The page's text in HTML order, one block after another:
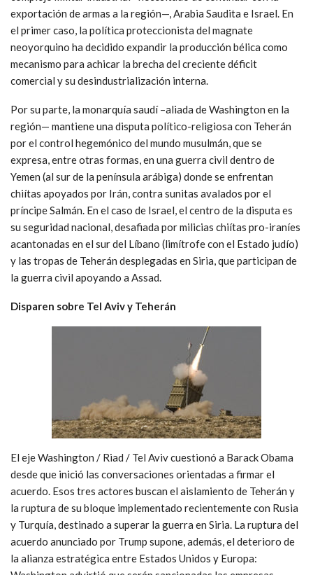
exportación de armas a la región—, Arabia Saudita e Israel. En
el primer caso, la política proteccionista del magnate
neoyorquino ha decidido expandir la producción bélica como
mecanismo para achicar la brecha del creciente déficit
comercial y su desindustrialización interna.
Por su parte, la monarquía saudí –aliada de Washington en la
región— mantiene una disputa político-religiosa con Teherán
por el control hegemónico del mundo musulmán, que se
expresa, entre otras formas, en una guerra civil dentro de
Yemen (al sur de la península arábiga) donde se enfrentan
chiítas apoyados por Irán, contra sunitas avalados por el
príncipe Salmán. En el caso de Israel, el centro de la disputa es
su seguridad nacional, desafiada por milicias chiítas pro-iraníes
acantonadas en el sur del Líbano (limítrofe con el Estado judío)
y las tropas de Teherán desplegadas en Siria, que participan de
la guerra civil apoyando a Assad.
Disparen sobre Tel Aviv y Teherán
El eje Washington / Riad / Tel Aviv cuestionó a Barack Obama
desde que inició las conversaciones orientadas a firmar el
acuerdo. Esos tres actores buscan el aislamiento de Teherán y
la ruptura de su bloque implementado recientemente con Rusia
y Turquía, destinado a superar la guerra en Siria. La ruptura del
acuerdo anunciado por Trump supone, además, el deterioro de
la alianza estratégica entre Estados Unidos y Europa: